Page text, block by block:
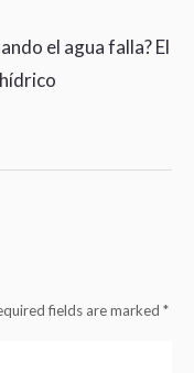
el agua falla? El
fields are marked *